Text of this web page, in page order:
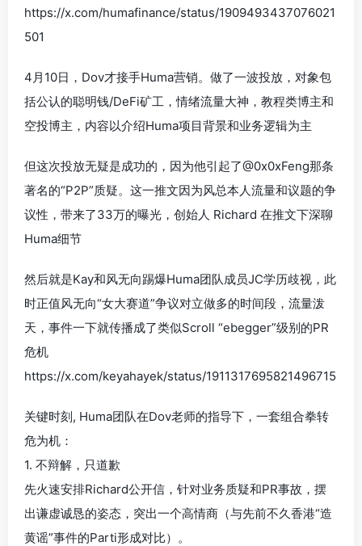
https://x.com/humafinance/status/1909493437076021
501
4月10日，Dov才接手Huma营销。做了一波投放，对象包
括公认的聪明钱/DeFi矿工，情绪流量大神，教程类博主和
空投博主，内容以介绍Huma项目背景和业务逻辑为主
但这次投放无疑是成功的，因为他引起了@0x0xFeng那条
著名的“P2P”质疑。这一推文因为风总本人流量和议题的争
议性，带来了33万的曝光，创始人 Richard 在推文下深聊
Huma细节
然后就是Kay和风无向踢爆Huma团队成员JC学历歧视，此
时正值风无向“女大赛道”争议对立做多的时间段，流量泼
天，事件一下就传播成了类似Scroll “ebegger”级别的PR
危机
https://x.com/keyahayek/status/1911317695821496715
关键时刻, Huma团队在Dov老师的指导下，一套组合拳转
危为机：
1. 不辩解，只道歉
先火速安排Richard公开信，针对业务质疑和PR事故，摆
出谦虚诚恳的姿态，突出一个高情商（与先前不久香港“造
黄谣”事件的Parti形成对比）。